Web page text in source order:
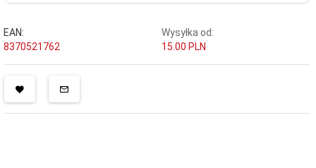
EAN:
8370521762
Wysyłka od:
15.00 PLN